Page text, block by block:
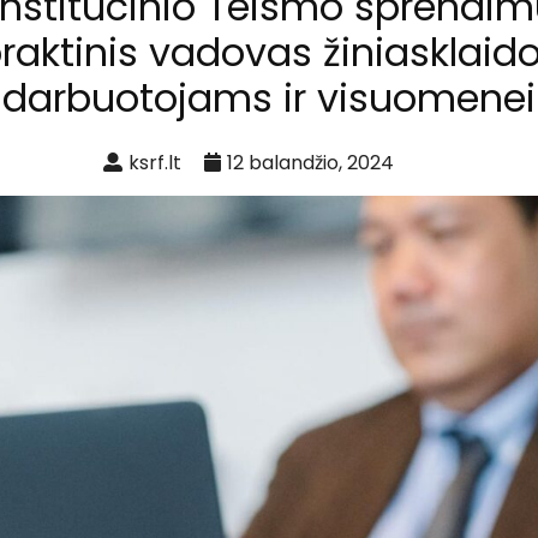
vadovas
darbuotojams ir visuomenei
ksrf.lt 12 balandžio, 2024